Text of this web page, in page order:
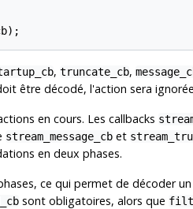
, truncate_cb,
être décodé, l'action sera
en cours. Les callbacks
stream_message_cb et
en deux phases.
ce qui permet de décoder un
sont obligatoires, alors que